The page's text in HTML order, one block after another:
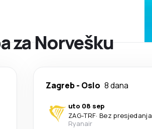
za Norvešku
Zagreb- Oslo 8 dana
uto 08 sep
ZAG-TRF· Bez presjedanja
Ryanair